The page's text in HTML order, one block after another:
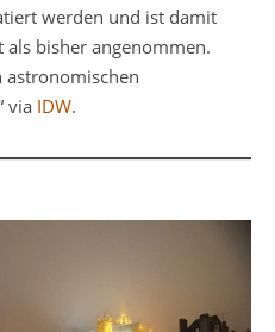
werden und ist damit
als bisher angenommen.
astronomischen
via IDW.